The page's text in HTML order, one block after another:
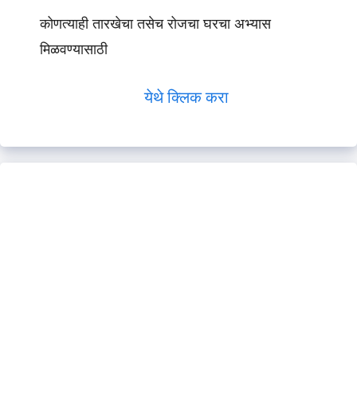
कोणत्याही तारखेचा तसेच रोजचा घरचा अभ्यास
मिळवण्यासाठी
येथे क्लिक करा